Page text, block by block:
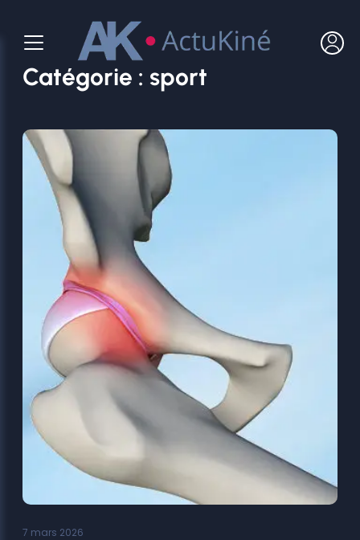
contenu
Catégorie : sport
7 mars 2026